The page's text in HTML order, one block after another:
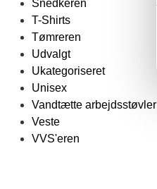
Snedkeren
T-Shirts
Tømreren
Udvalgt
Ukategoriseret
Unisex
Vandtætte arbejdsstøvler
Veste
VVS'eren